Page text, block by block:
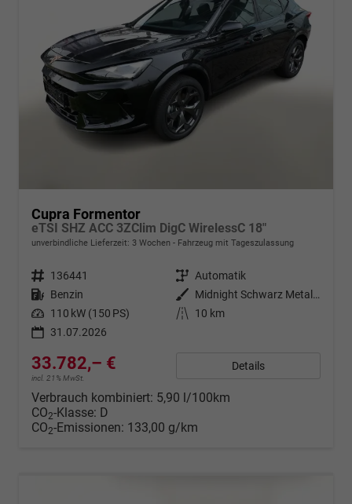
Cupra Formentor
eTSI SHZ ACC 3ZClim DigC WirelessC 18"
unverbindliche Lieferzeit: 3 Wochen Fahrzeug mit Tageszulassung
Fahrzeugnr. 136441 Getriebe Automatik
Kraftstoff Benzin Außenfarbe
Midnight Schwarz Metallic
Leistung 110 kW (150 PS) Kilometerstand
10 km
31.07.2026
33.782,– €
incl. 21% MwSt.
Details
Verbrauch kombiniert: 5,90 l/100km
CO2-Klasse: D
CO2-Emissionen: 133,00 g/km